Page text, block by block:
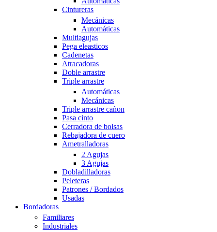
Cintureras
Mecánicas
Automáticas
Multiagujas
Pega eleasticos
Cadenetas
Atracadoras
Doble arrastre
Triple arrastre
Automáticas
Mecánicas
Triple arrastre cañon
Pasa cinto
Cerradora de bolsas
Rebajadora de cuero
Ametralladoras
2 Agujas
3 Agujas
Dobladilladoras
Peleteras
Patrones / Bordados
Usadas
Bordadoras
Familiares
Industriales